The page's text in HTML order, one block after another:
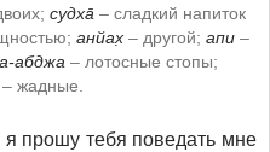
судха̄ – сладкий напиток
анйах̣– другой; апи–
абджа – лотосные стопы;
жадные.
я прошу тебя поведать мне